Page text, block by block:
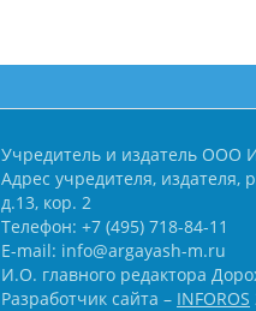
Учредитель и издатель ООО
Адрес учредителя, издателя,
д.13, кор. 2
Телефон: +7 (495) 718-84-11
E-mail: info@argayash-m.ru
И.О. главного редактора
Разработчик сайта – INFOROS